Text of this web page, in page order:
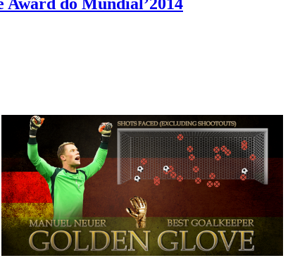
do Mundial’2014